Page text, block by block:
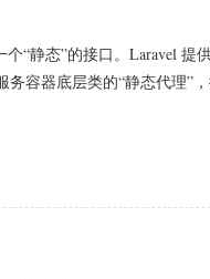
“静态”的接口。Laravel 提
务容器底层类的“静态代理”